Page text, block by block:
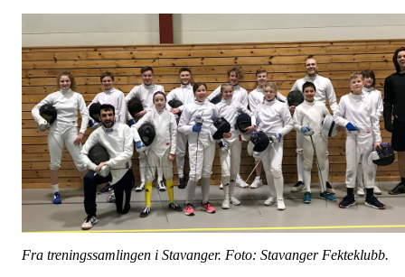
Fra treningssamlingen i Stavanger. Foto: Stavanger Fekteklubb.